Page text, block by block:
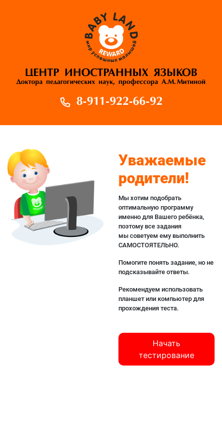
ЦЕНТР ИНОСТРАННЫХ ЯЗЫКОВ
Доктора педагогических наук, профессора А.М. Митиной
8-911-922-66-92
Уважаемые
родители!
Мы хотим подобрать
оптимальную программу
именно для Вашего ребёнка,
поэтому все задания
мы советуем ему выполнить
САМОСТОЯТЕЛЬНО.
Помогите понять задание, но не
подсказывайте ответы.
Рекомендуем использовать
планшет или компьютер для
прохождения теста.
Начать
тестирование